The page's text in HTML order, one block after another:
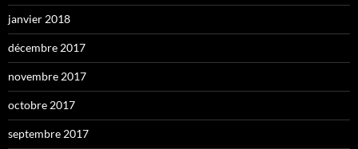
janvier 2018
décembre 2017
novembre 2017
octobre 2017
septembre 2017